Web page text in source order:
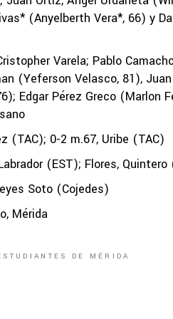
(Anyelberth Vera*, 66) y
Varela; Pablo
(Yeferson Velasco, 81),
Edgar Pérez Greco (Marlon
(TAC); 0-2 m.67, Uribe (TAC)
(EST); Flores, Quintero
Soto (Cojedes)
Mérida
DE MÉRIDA